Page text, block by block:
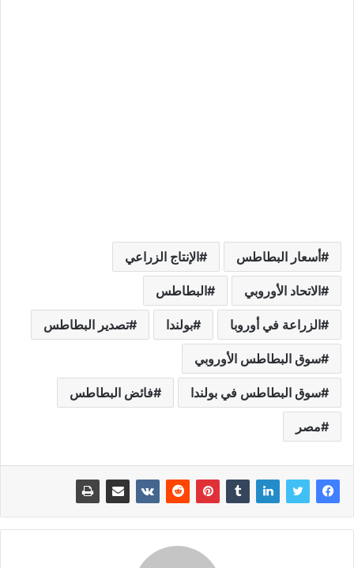
أسعار البطاطس الإنتاج الزراعي
الاتحاد الأوروبي البطاطس
الزراعة في أوروبا بولندا تصدير البطاطس
سوق البطاطس الأوروبي
سوق البطاطس في بولندا فائض البطاطس
مصر